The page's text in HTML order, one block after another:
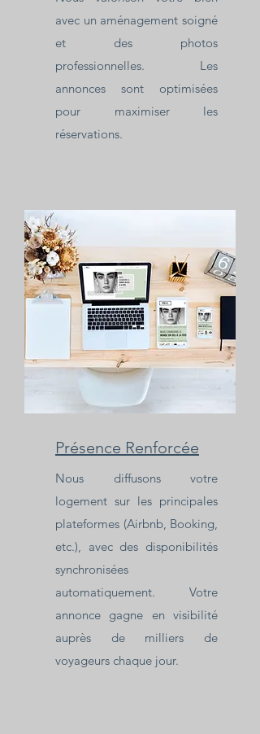
avec un aménagement soigné
et des photos
professionnelles. Les
annonces sont optimisées
pour maximiser les
réservations.
Présence Renforcée
Nous diffusons votre
logement sur les principales
plateformes (Airbnb, Booking,
etc.), avec des disponibilités
synchronisées
automatiquement. Votre
annonce gagne en visibilité
auprès de milliers de
voyageurs chaque jour.